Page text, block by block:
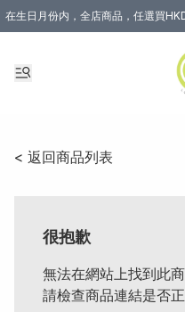
在生日月份内，全店商品，任選買
< 返回商品列表
很抱歉
無法在網站上找到此
請檢查商品連結是否正